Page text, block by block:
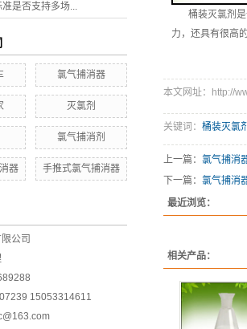
是否支持多场...
氯气捕消器
灭氯剂
氯气捕消剂
器 手推式氯气捕消器
公司
15053314611
桶装灭氯剂是
力，还具有很高
本文网址：http://
关键词： 桶装灭氯剂
上一篇： 氯气捕消
下一篇： 氯气捕消
最近浏览：
相关产品：